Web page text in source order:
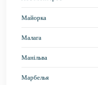
Майорка
Малага
Манільва
Марбелья